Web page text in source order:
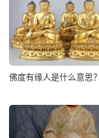
佛度有缘人是什么意思？